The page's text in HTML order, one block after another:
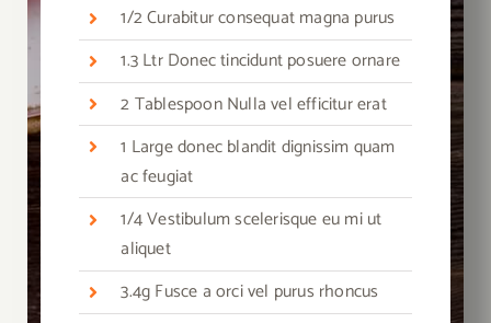
1/2 Curabitur consequat magna purus
1.3 Ltr Donec tincidunt posuere ornare
2 Tablespoon Nulla vel efficitur erat
1 Large donec blandit dignissim quam
ac feugiat
1/4 Vestibulum scelerisque eu mi ut
aliquet
3.4g Fusce a orci vel purus rhoncus